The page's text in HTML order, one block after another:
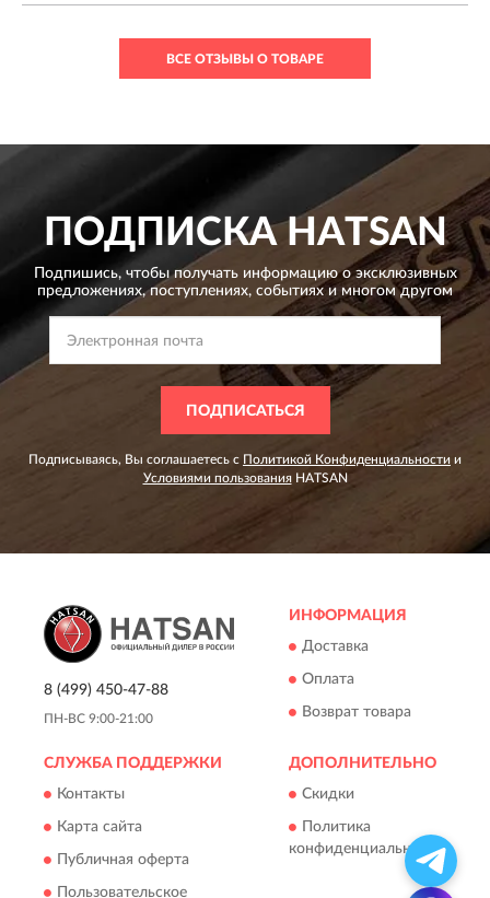
ВСЕ ОТЗЫВЫ О ТОВАРЕ
ПОДПИСКАHATSAN
Подпишись, чтобы получать информацию о эксклюзивных
предложениях,поступлениях, событиях и многом другом
ПОДПИСАТЬСЯ
Подписываясь, Вы соглашаетесь с Политикой Конфиденциальности и
Условиями пользованияHATSAN
8 (499) 450-47-88
ПН-ВС 9:00-21:00
ИНФОРМАЦИЯ
Доставка
Оплата
Возврат товара
СЛУЖБА ПОДДЕРЖКИ
Контакты
Карта сайта
Публичная оферта
Пользовательское
ДОПОЛНИТЕЛЬНО
Скидки
Политика
конфиденциальности